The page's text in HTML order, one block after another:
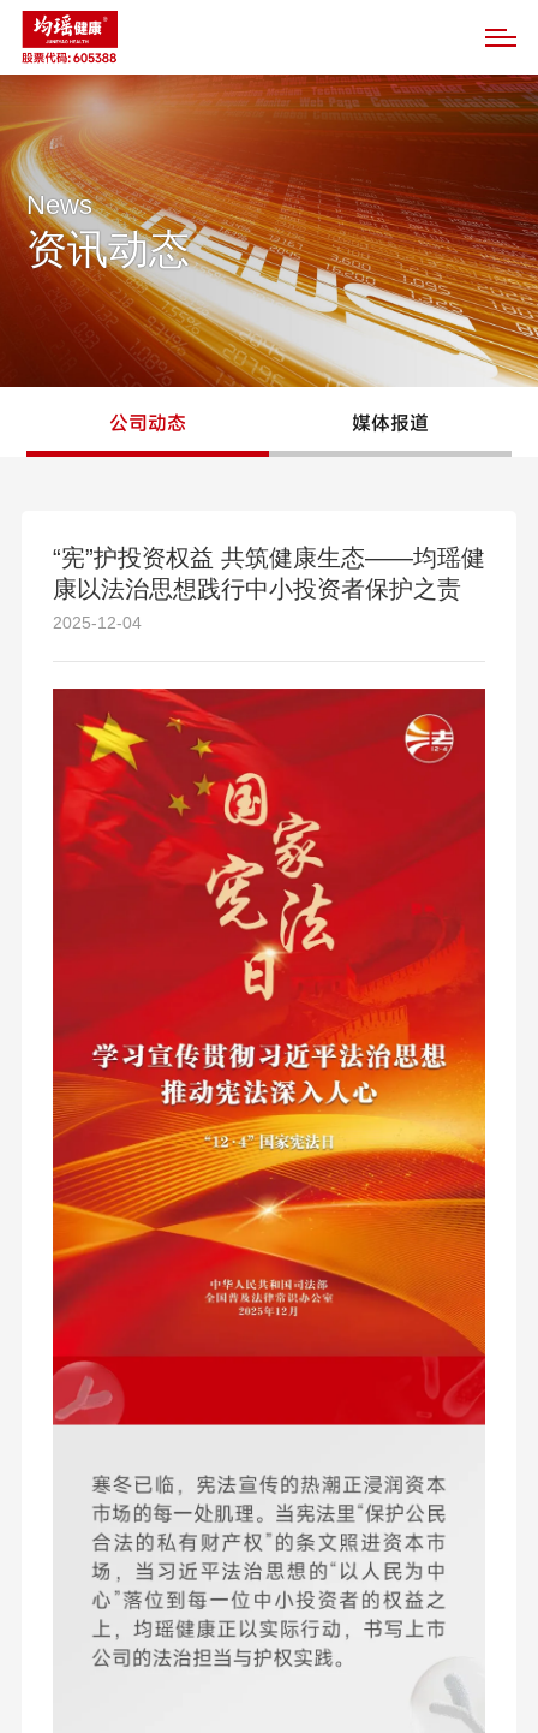
News
资讯动态
公司动态 媒体报道
“宪”护投资权益 共筑健康生态——均瑶健
康以法治思想践行中小投资者保护之责
2025-12-04